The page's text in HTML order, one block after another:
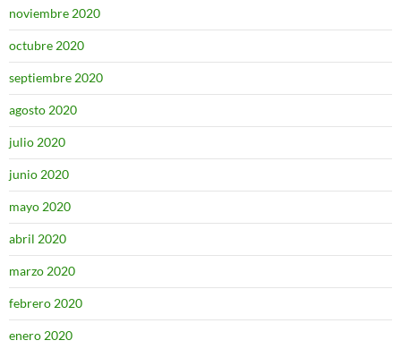
noviembre 2020
octubre 2020
septiembre 2020
agosto 2020
julio 2020
junio 2020
mayo 2020
abril 2020
marzo 2020
febrero 2020
enero 2020